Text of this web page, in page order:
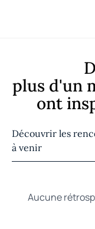
plus d'un
ont
Découvrir les
à venir
Aucune